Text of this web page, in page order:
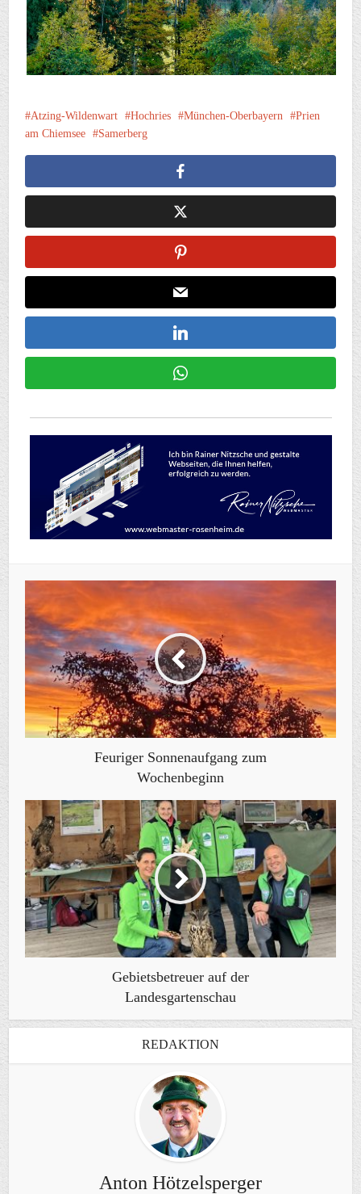
Atzing-Wildenwart Hochries München-Oberbayern
Prien
am Chiemsee
Samerberg
Feuriger Sonnenaufgang zum
Wochenbeginn
Gebietsbetreuer auf der
Landesgartenschau
REDAKTION
Anton Hötzelsperger